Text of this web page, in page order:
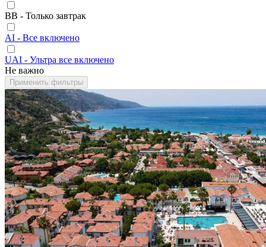
BB - Только завтрак
AI - Все включено
UAI - Ультра все включено
Не важно
Применить фильтры